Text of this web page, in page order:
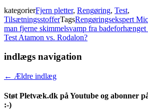
kategorierFjern pletter, Rengøring, Test,
TilsætningsstofferTagsRengøringsekspert
man fjerne skimmelsvamp fra badeforhænget
Test Atamon vs. Rodalon?
indlægs navigation
← Ældre indlæg
Støt Pletvæk.dk på Youtube og abonner
:-)